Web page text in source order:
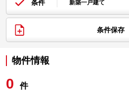
条件 新築一戸建て
条件保存
物件情報
0 件